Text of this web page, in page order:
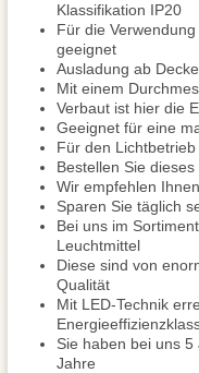
Klassifikation IP20
Für die
geeignet
Ausladung ab
Mit einem
Verbaut ist hier die
Geeignet für eine
Für den
Bestellen Sie
Wir empfehlen
Sparen Sie täglich
Bei uns im
Leuchtmittel
Diese sind von
Qualität
Mit LED-Technik
Sie haben bei uns
Jahre